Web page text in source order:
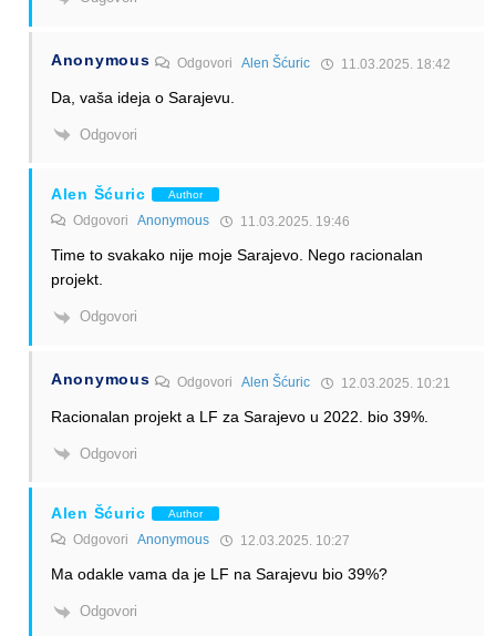
Anonymous OdgovoriAlen Šćuric 11.03.2025. 18:42
Da, vaša ideja o Sarajevu.
Odgovori
Alen Šćuric Author
Odgovori Anonymous 11.03.2025. 19:46
Time to svakako nije moje Sarajevo. Nego racionalan
projekt.
Odgovori
Anonymous OdgovoriAlen Šćuric 12.03.2025. 10:21
Racionalan projekt a LF za Sarajevo u 2022. bio 39%.
Odgovori
Alen Šćuric Author
Odgovori Anonymous 12.03.2025. 10:27
Ma odakle vama da je LF na Sarajevu bio 39%?
Odgovori